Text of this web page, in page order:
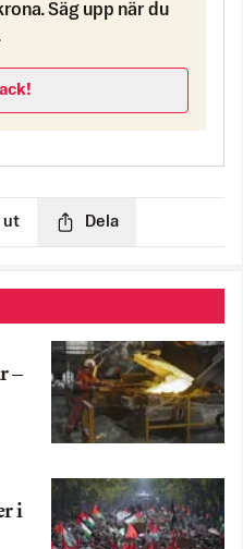
Säg upp när du
ut Dela
–
i